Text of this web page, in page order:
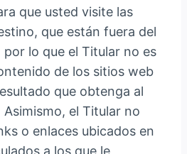
que usted visite las
que están fuera del
lo que el Titular no es
de los sitios web
que obtenga al
Asimismo, el Titular no
o enlaces ubicados en
a los que le